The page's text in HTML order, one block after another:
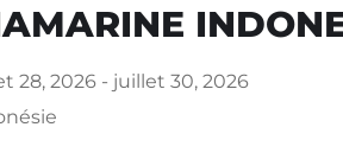
28, 2026 - juillet 30, 2026